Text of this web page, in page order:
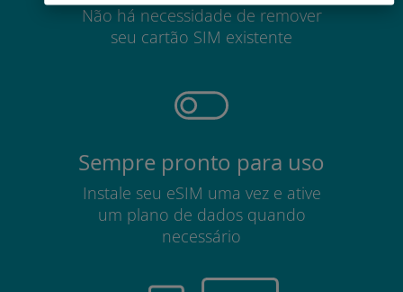
Não há necessidade de remover
seu cartão SIM existente
Sempre pronto para uso
Instale seu eSIM uma vez e ative
um plano de dados quando
necessário